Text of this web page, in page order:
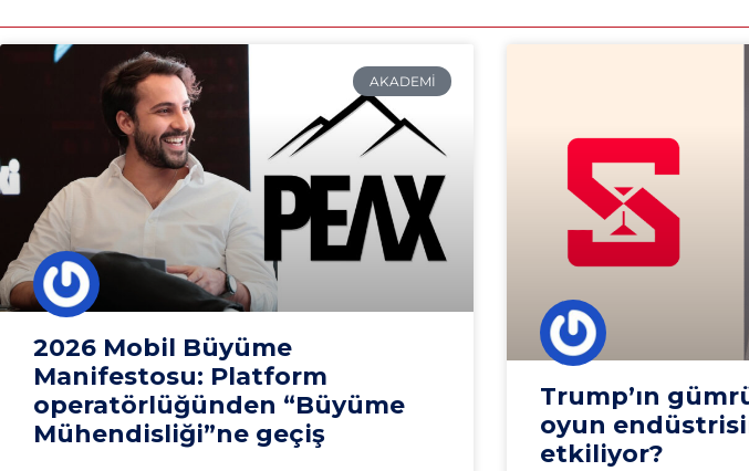
AKADEMI
2026 Mobil Büyüme
Manifestosu: Platform
operatörlüğünden “Büyüme
Mühendisliği”ne geçiş
Trump’ın
oyun
etkiliyor?